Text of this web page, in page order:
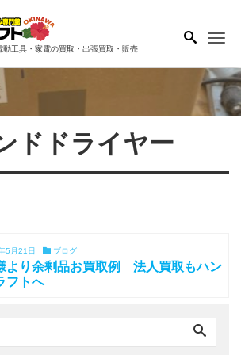
工具・家電の買取・出張買取・販売
ドドライヤー
5月21日 ブログ
より余剰品お買取例 法人買取もハン
フトへ